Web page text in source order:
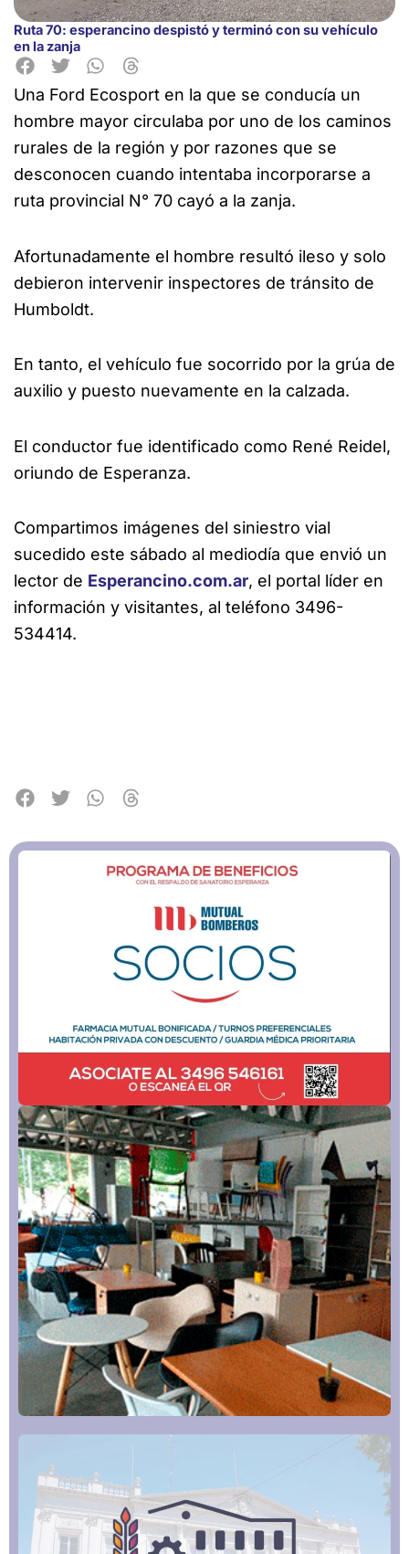
Ruta 70: esperancino despistó y terminó con su vehículo
en la zanja
Una Ford Ecosport en la que se conducía un
hombre mayor circulaba por uno de los caminos
rurales de la región y por razones que se
desconocen cuando intentaba incorporarse a
ruta provincial N° 70 cayó a la zanja.
Afortunadamente el hombre resultó ileso y solo
debieron intervenir inspectores de tránsito de
Humboldt.
En tanto, el vehículo fue socorrido por la grúa de
auxilio y puesto nuevamente en la calzada.
El conductor fue identificado como René Reidel,
oriundo de Esperanza.
Compartimos imágenes del siniestro vial
sucedido este sábado al mediodía que envió un
lector de Esperancino.com.ar, el portal líder en
información y visitantes, al teléfono 3496-
534414.